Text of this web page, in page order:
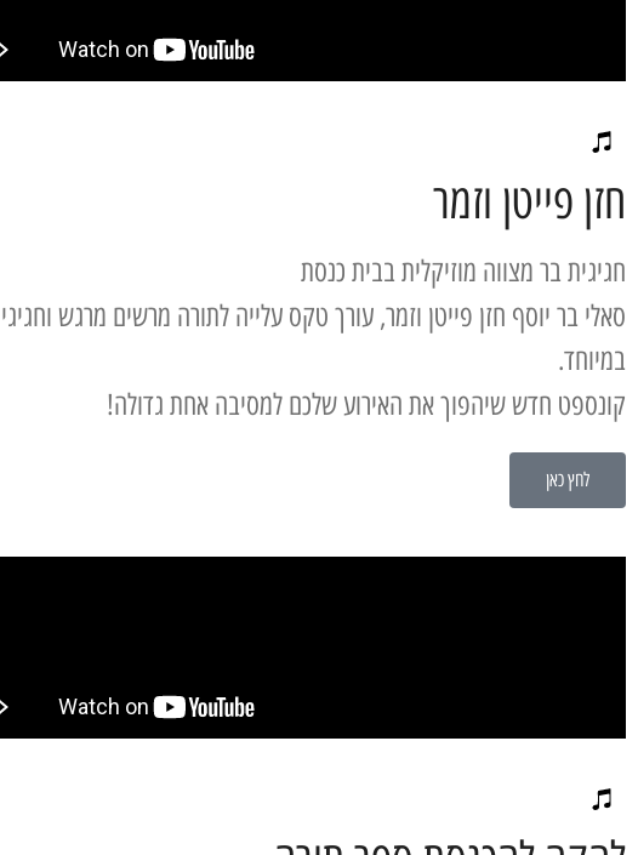
חזן פייטן וזמר
חגיגית בר מצווה מוזיקלית בבית כנסת
סאלי בר יוסף חזן פייטן וזמר, עורך טקס עלייה לתורה מרשים מרגש וחגיגי
במיוחד.
קונספט חדש שיהפוך את האירוע שלכם למסיבה אחת גדולה!
לחץ כאן